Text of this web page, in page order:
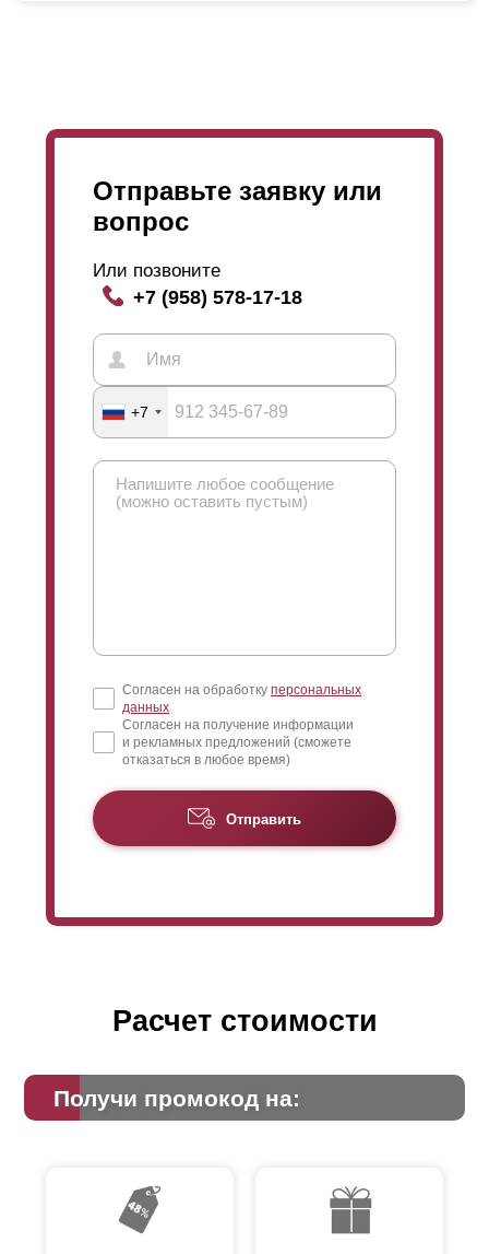
Отправьте заявку или
вопрос
Или позвоните
+7 (958) 578-17-18
+7
Согласен на обработку персональных
данных
Согласен на получение информации
и рекламных предложений (сможете
отказаться в любое время)
Отправить
Расчет стоимости
Получи промокод на: